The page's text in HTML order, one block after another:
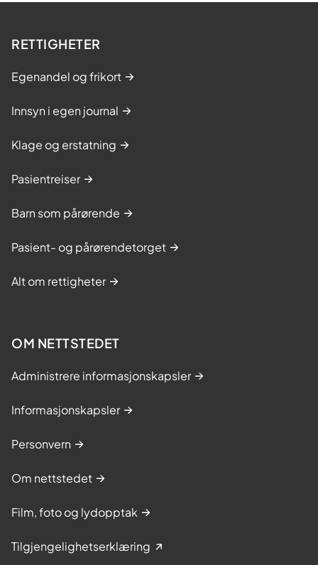
e
V
s
e
r
l
n
RETTIGHETER
Egenandel og frikort
Innsyn i egen journal
Klage og erstatning
Pasientreiser
Barn som pårørende
Pasient- og pårørendetorget
Alt om rettigheter
OM NETTSTEDET
Administrere informasjonskapsler
Informasjonskapsler
Personvern
Om nettstedet
Film, foto og lydopptak
Tilgjengelighetserklæring